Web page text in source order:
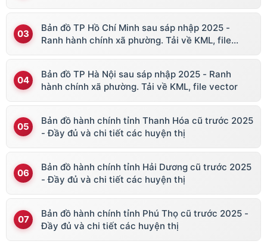
Bản đồ TP Hồ Chí Minh sau sáp nhập 2025 -
Ranh hành chính xã phường. Tải về KML, file
Bản đồ TP Hà Nội sau sáp nhập 2025 - Ranh
hành chính xã phường. Tải về KML, file vector
Bản đồ hành chính tỉnh Thanh Hóa cũ trước 2025
- Đầy đủ và chi tiết các huyện thị
Bản đồ hành chính tỉnh Hải Dương cũ trước 2025
- Đầy đủ và chi tiết các huyện thị
Bản đồ hành chính tỉnh Phú Thọ cũ trước 2025 -
Đầy đủ và chi tiết các huyện thị